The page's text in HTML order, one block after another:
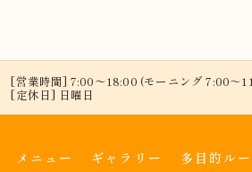
[営業時間] 7:00〜18:00 (モーニング 7:00～
[定休日] 日曜日
メニュー ギャラリー 多目的ル